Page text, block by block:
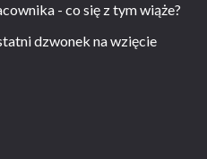
- co się z tym wiąże?
dzwonek na wzięcie